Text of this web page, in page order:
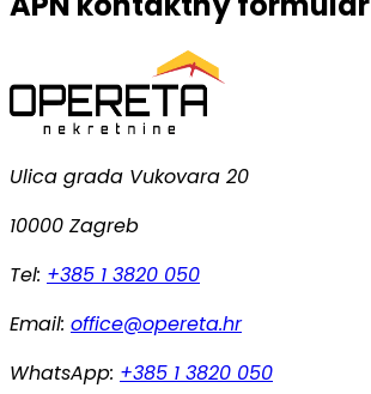
Ulica grada Vukovara 20
10000 Zagreb
Tel: +385 1 3820 050
Email: office@opereta.hr
WhatsApp: +385 1 3820 050